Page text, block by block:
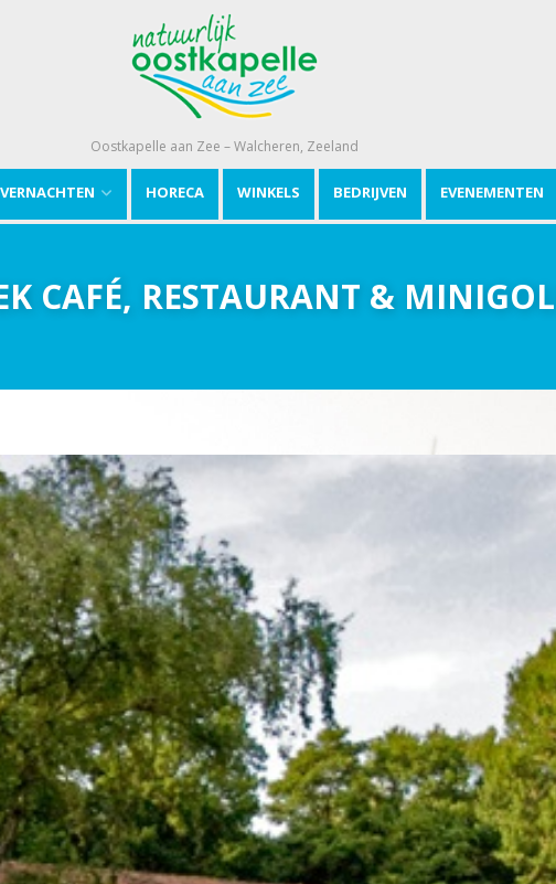
Oostkapelle aan Zee – Walcheren, Zeeland
HORECA WINKELS BEDRIJVEN EVENEMENTEN
CAFÉ, RESTAURANT &